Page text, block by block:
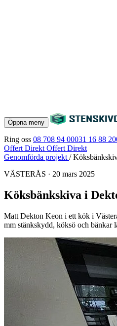
Öppna meny
Ring oss 08 708 94 00031 16 88 20
Offert Direkt Offert Direkt
Genomförda projekt /
VÄSTERÅS · 20 mars 2025
Köksbänkskiva i
Matt Dekton Keon i ett kök i
mm stänkskydd, köksö och bänkar